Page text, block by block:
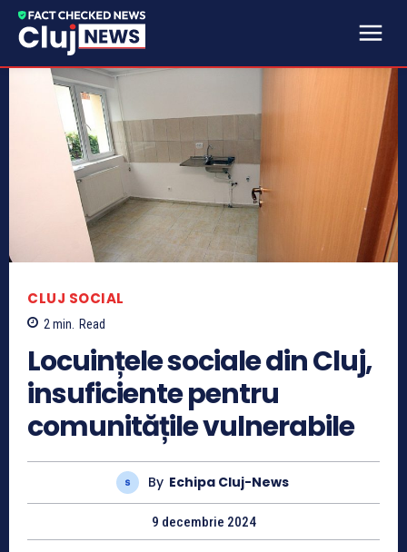
CLUJ SOCIAL
2 min. Read
Locuințele sociale din Cluj,
insuficiente pentru
comunitățile vulnerabile
By Echipa Cluj-News
9 decembrie 2024